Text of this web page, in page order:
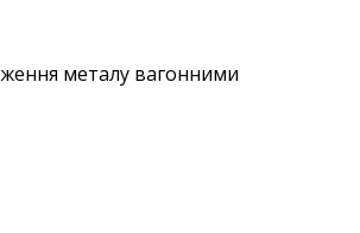
металу вагонними